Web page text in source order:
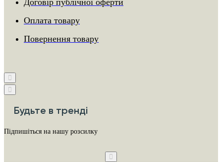
Оплата товару
Повернення товару
Будьте в тренді
Підпишіться на нашу розсилку